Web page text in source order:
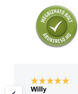
Willy